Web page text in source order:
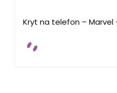
Kryt na telefon – Marvel